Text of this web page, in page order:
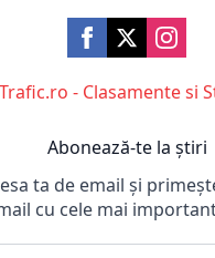
Abonează-te la știri
ta de email și
cu cele mai